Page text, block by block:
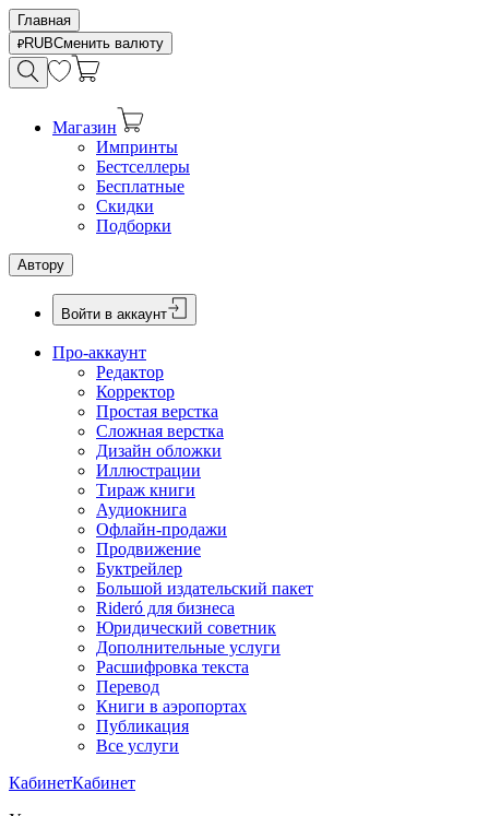
Главная
RUBСменить валюту
Магазин
Импринты
Бестселлеры
Бесплатные
Скидки
Подборки
Автору
Войти в аккаунт
Про-аккаунт
Редактор
Корректор
Простая верстка
Сложная верстка
Дизайн обложки
Иллюстрации
Тираж книги
Аудиокнига
Офлайн-продажи
Продвижение
Буктрейлер
Большой издательский пакет
Rideró для бизнеса
Юридический советник
Дополнительные услуги
Расшифровка текста
Перевод
Книги в аэропортах
Публикация
Все услуги
КабинетКабинет